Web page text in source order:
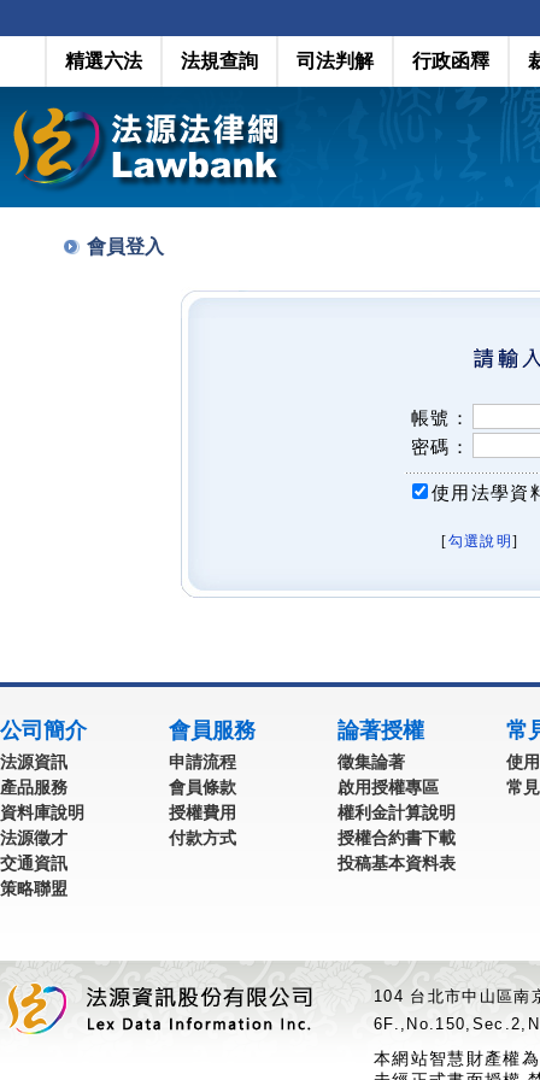
精選六法 法規查詢 司法判解 行政函釋
會員登入
帳號：
密碼：
使用法學資
[勾選說明 ]
公司簡介
法源資訊
產品服務
資料庫說明
法源徵才
交通資訊
策略聯盟
會員服務
申請流程
會員條款
授權費用
付款方式
論著授權
徵集論著
啟用授權專區
權利金計算說明
授權合約書下載
投稿基本資料表
常
使
常
104 台北市中山區
本網站智慧財產權